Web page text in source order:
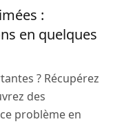
:
en quelques
? Récupérez
des
problème en